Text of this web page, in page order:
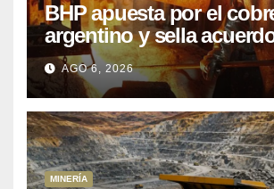
BHP apuesta por el
argentino y sella
Kobrea para siete
AGO 6, 2026
MINERÍA